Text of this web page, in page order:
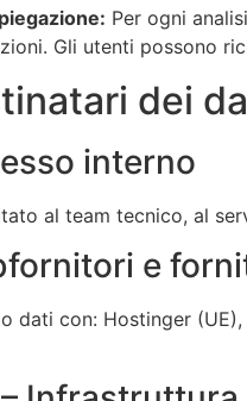
Per ogni
Gli utenti possono
dei
interno
al team tecnico, al
e
dati con: Hostinger